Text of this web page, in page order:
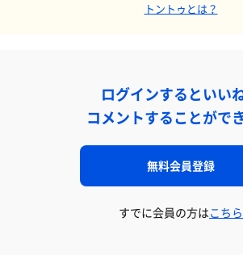
トントゥとは？
ログインするといい
コメントすることがで
無料会員登録
すでに会員の方はこちら